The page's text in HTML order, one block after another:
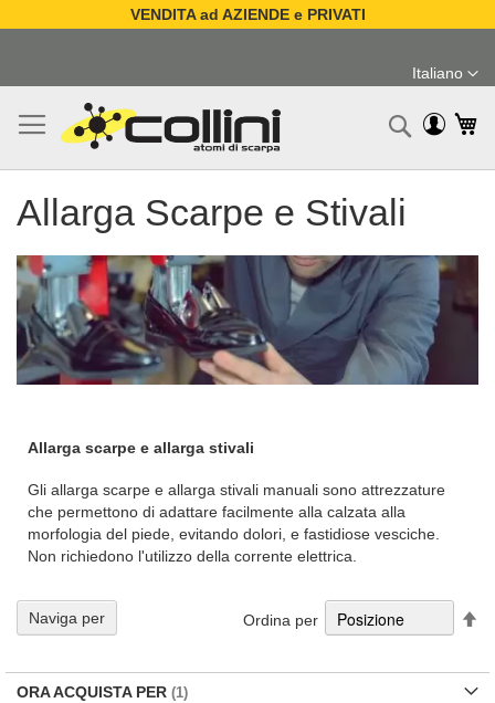
VENDITA ad AZIENDE e PRIVATI
contenuto
Lingua
Italiano
Allarga Scarpe e Stivali
Allarga scarpe e allarga stivali
Gli allarga scarpe e allarga stivali manuali sono attrezzature
che permettono di adattare facilmente alla calzata alla
morfologia del piede, evitando dolori, e fastidiose vesciche.
Non richiedono l'utilizzo della corrente elettrica.
Ordina per
Naviga per
ORA ACQUISTA PER